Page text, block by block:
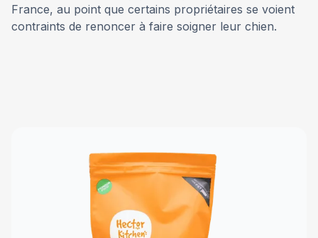
France, au point que certains propriétaires se voient
contraints de renoncer à faire soigner leur chien.